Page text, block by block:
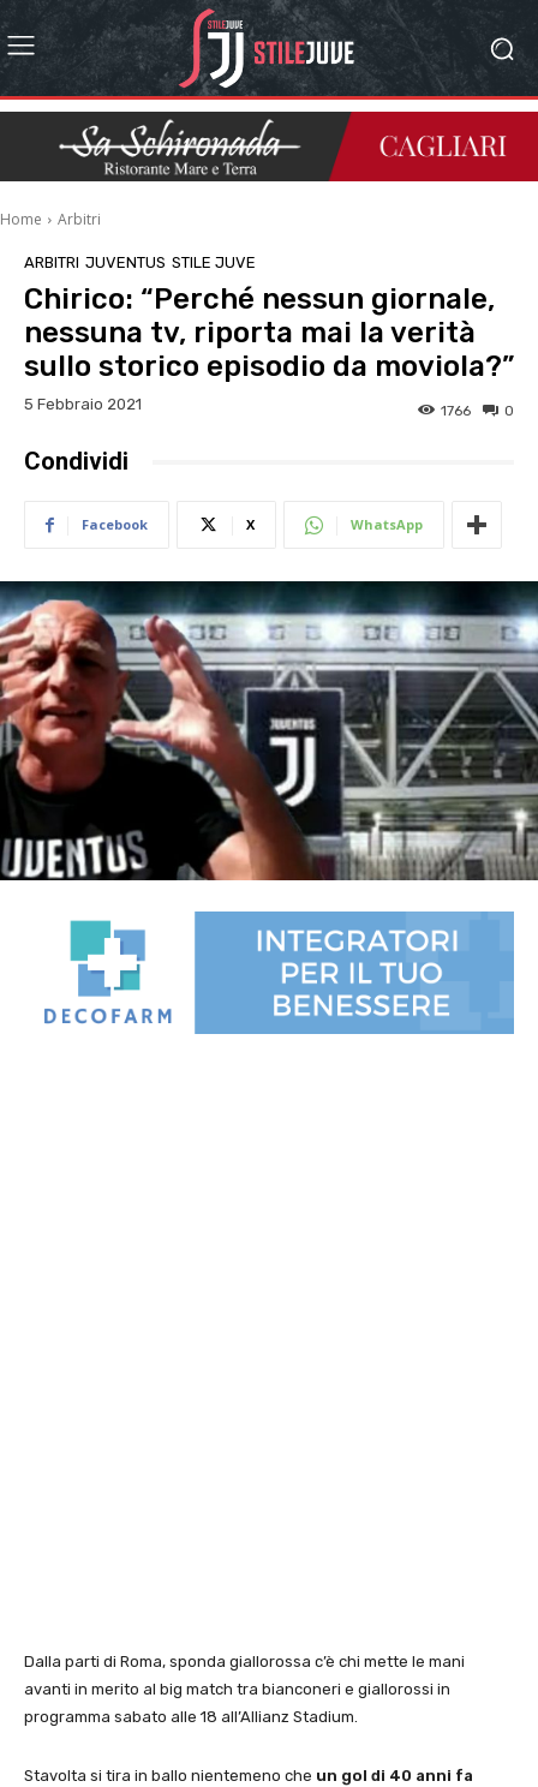
Home Arbitri
ARBITRI JUVENTUS STILE JUVE
Chirico: “Perché nessun giornale,
nessuna tv, riporta mai la verità
sullo storico episodio da moviola?”
5 Febbraio 2021 0
1766
Condividi
Facebook X WhatsApp
Dalla parti di Roma, sponda giallorossa c’è chi mette le mani
avanti in merito al big match tra bianconeri e giallorossi in
programma sabato alle 18 all’Allianz Stadium.
Stavolta si tira in ballo nientemeno che un gol di 40 anni fa